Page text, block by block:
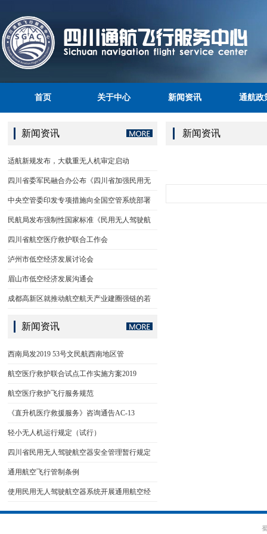
首页 关于中心 新闻资讯 通航政
新闻资讯
适航新规发布，大载重无人机审定启动
四川省委军民融合办公布《四川省加强民用无
中央空管委印发专项措施向全国空管系统部署
民航局发布强制性国家标准《民用无人驾驶航
四川省航空医疗救护联合工作会
泸州市低空经济发展讨论会
眉山市低空经济发展沟通会
成都高新区就推动航空航天产业建圈强链的若
新闻资讯
西南局发2019 53号文民航西南地区管
航空医疗救护联合试点工作实施方案2019
航空医疗救护飞行服务规范
《直升机医疗救援服务》咨询通告AC-13
轻小无人机运行规定（试行）
四川省民用无人驾驶航空器安全管理暂行规定
通用航空飞行管制条例
使用民用无人驾驶航空器系统开展通用航空经
新闻资讯